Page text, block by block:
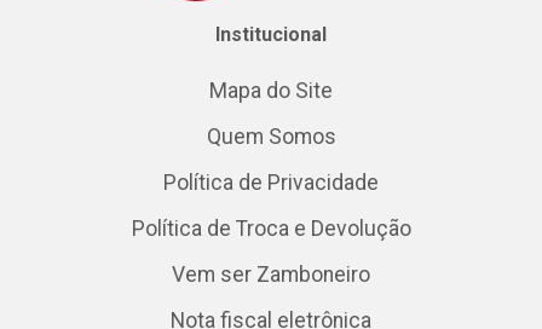
Institucional
Mapa do Site
Quem Somos
Política de Privacidade
Política de Troca e Devolução
Vem ser Zamboneiro
Nota fiscal eletrônica